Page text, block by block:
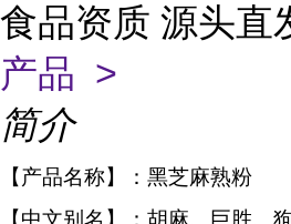
食品资质 源头直
产品 >
简介
【产品名称】：黑芝麻熟粉
【中文别名】：胡麻、巨胜、